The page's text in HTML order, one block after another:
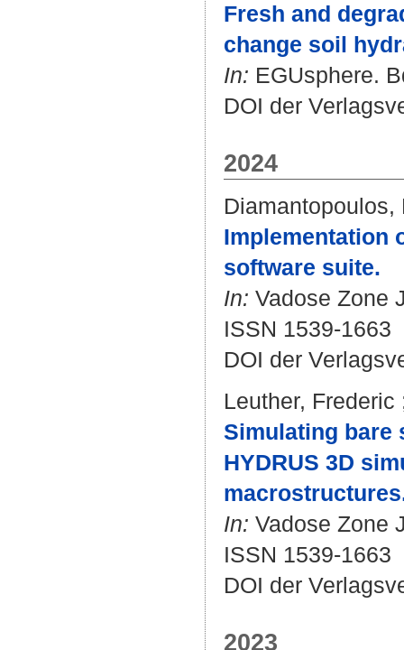
Fresh and
change soil
In: EGUsphere.
DOI der
2024
Diamantopoulos,
Implementation
software suite.
In: Vadose Zone
ISSN 1539-1663
DOI der
Leuther, Frederic
Simulating bare
HYDRUS 3D
In: Vadose Zone
ISSN 1539-1663
DOI der
2023